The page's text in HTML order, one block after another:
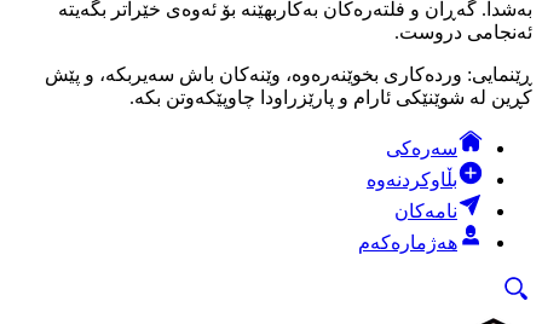
بەشدا. گەڕان و فلتەرەکان بەکاربهێنە بۆ ئەوەی خێراتر بگەیتە
ئەنجامی دروست.
ڕێنمایی: وردەکاری بخوێنەرەوە، وێنەکان باش سەیربکە، و پێش
کڕین لە شوێنێکی ئارام و پارێزراودا چاوپێکەوتن بکە.
سەرەکی
بڵاوکردنەوە
نامەکان
هەژمارەکەم